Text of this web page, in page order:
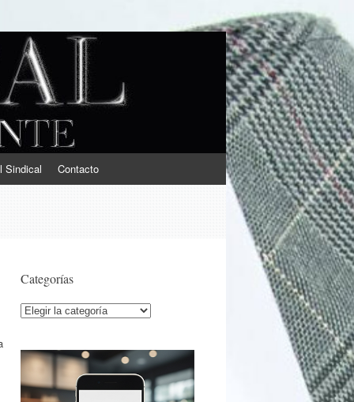
Sindical Contacto
Categorías
Categorías